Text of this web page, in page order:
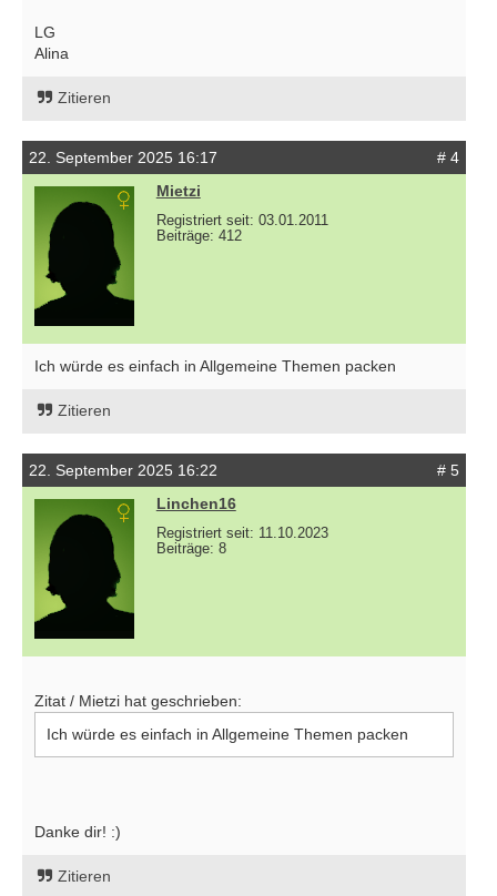
LG
Alina
Zitieren
22. September 2025 16:17
# 4
Mietzi
Registriert seit: 03.01.2011
Beiträge: 412
Ich würde es einfach in Allgemeine Themen packen
Zitieren
22. September 2025 16:22
# 5
Linchen16
Registriert seit: 11.10.2023
Beiträge: 8
Zitat / Mietzi hat geschrieben:
Ich würde es einfach in Allgemeine Themen packen
Danke dir! :)
Zitieren